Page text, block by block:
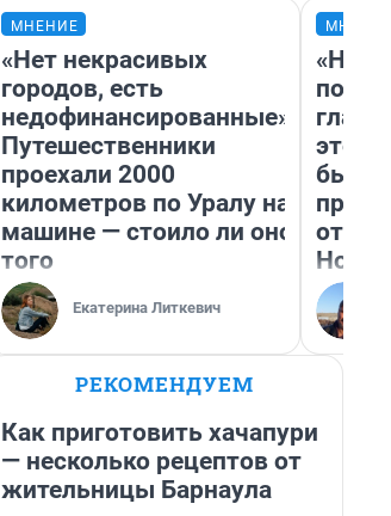
МНЕНИЕ
«Нет некрасивых
городов, есть
недофинансированные».
Путешественники
проехали 2000
километров по Уралу на
машине — стоило ли оно
того
Екатерина Литкевич
этого
бьет
РЕКОМЕНДУЕМ
Как приготовить хачапури
— несколько рецептов от
жительницы Барнаула